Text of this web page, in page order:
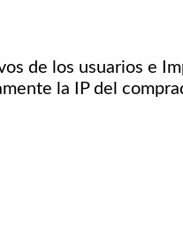
de los usuarios e
la IP del